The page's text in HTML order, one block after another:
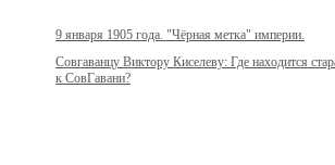
9 января 1905 года. "Чёрная метка" империи.
Совгаванцу Виктору Киселеву: Где находится
к СовГавани?